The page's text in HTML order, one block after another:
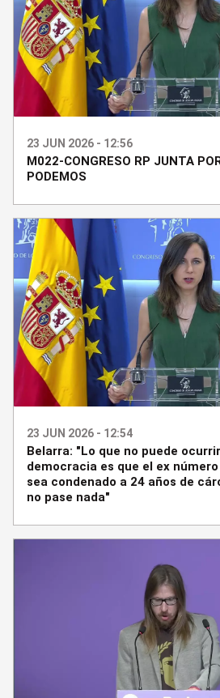
23 JUN 2026 - 12:56
M022-CONGRESO RP JUNTA
PODEMOS
23 JUN 2026 - 12:54
Belarra: "Lo que no puede
democracia es que el ex
sea condenado a 24 años de
no pase nada"